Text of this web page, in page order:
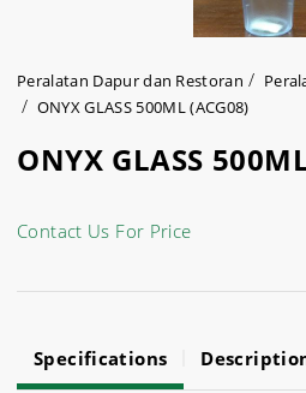
Peralatan Dapur dan Restoran
ONYX GLASS 500ML (ACG08)
ONYX GLASS
Contact Us For Price
Specifications